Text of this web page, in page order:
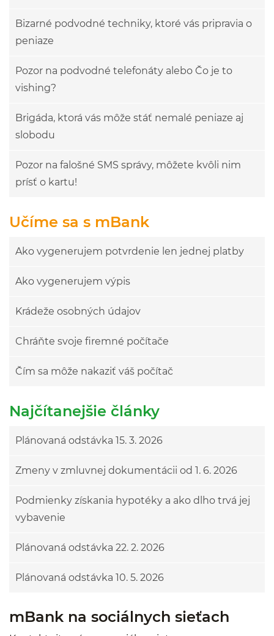
Bizarné podvodné techniky, ktoré vás pripravia o
peniaze
Pozor na podvodné telefonáty alebo Čo je to
vishing?
Brigáda, ktorá vás môže stáť nemalé peniaze aj
slobodu
Pozor na falošné SMS správy, môžete kvôli nim
prísť o kartu!
Učíme sa s mBank
Ako vygenerujem potvrdenie len jednej platby
Ako vygenerujem výpis
Krádeže osobných údajov
Chráňte svoje firemné počítače
Čím sa môže nakaziť váš počítač
Najčítanejšie články
Plánovaná odstávka 15. 3. 2026
Zmeny v zmluvnej dokumentácii od 1. 6. 2026
Podmienky získania hypotéky a ako dlho trvá jej
vybavenie
Plánovaná odstávka 22. 2. 2026
Plánovaná odstávka 10. 5. 2026
mBank na sociálnych sieťach